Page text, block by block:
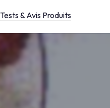
Tests & Avis Produits